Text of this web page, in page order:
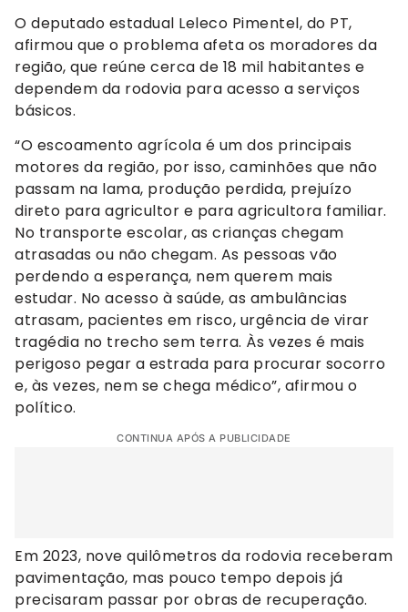
O deputado estadual Leleco Pimentel, do PT,
afirmou que o problema afeta os moradores da
região, que reúne cerca de 18 mil habitantes e
dependem da rodovia para acesso a serviços
básicos.
“O escoamento agrícola é um dos principais
motores da região, por isso, caminhões que não
passam na lama, produção perdida, prejuízo
direto para agricultor e para agricultora familiar.
No transporte escolar, as crianças chegam
atrasadas ou não chegam. As pessoas vão
perdendo a esperança, nem querem mais
estudar. No acesso à saúde, as ambulâncias
atrasam, pacientes em risco, urgência de virar
tragédia no trecho sem terra. Às vezes é mais
perigoso pegar a estrada para procurar socorro
e, às vezes, nem se chega médico”, afirmou o
político.
CONTINUA APÓS A PUBLICIDADE
Em 2023, nove quilômetros da rodovia receberam
pavimentação, mas pouco tempo depois já
precisaram passar por obras de recuperação.